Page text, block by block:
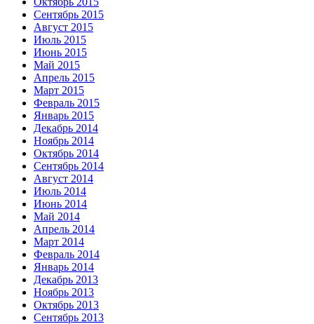
Сентябрь 2015
Август 2015
Июль 2015
Июнь 2015
Май 2015
Апрель 2015
Март 2015
Февраль 2015
Январь 2015
Декабрь 2014
Ноябрь 2014
Октябрь 2014
Сентябрь 2014
Август 2014
Июль 2014
Июнь 2014
Май 2014
Апрель 2014
Март 2014
Февраль 2014
Январь 2014
Декабрь 2013
Ноябрь 2013
Октябрь 2013
Сентябрь 2013